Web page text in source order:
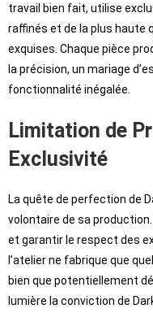
travail bien fait, utilise
raffinés et de la plus haute
exquises. Chaque pièce
la précision, un mariage
fonctionnalité inégalée.
Limitation de
Exclusivité
La quête de perfection de
volontaire de sa
et garantir le respect des
l’atelier ne fabrique que
bien que potentiellement
lumière la conviction de